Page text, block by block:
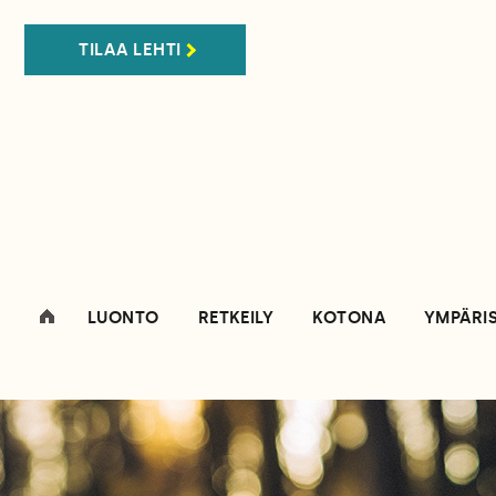
TILAA LEHTI
LUONTO RETKEILY KOTONA